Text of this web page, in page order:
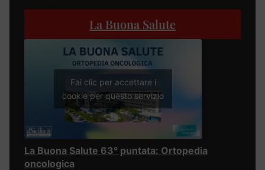
La Buona Salute
Fai clic per accettare i
cookie per questo servizio
La Buona Salute 63° puntata: Ortopedia
oncologica